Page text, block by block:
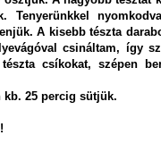
Tenyerünkkel
A kisebb tészta
csináltam, így
csíkokat, szépen
kb. 25 percig sütjük.